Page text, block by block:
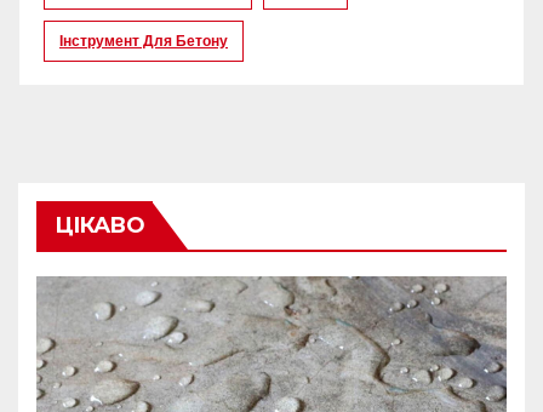
Інструмент Для Бетону
ЦІКАВО